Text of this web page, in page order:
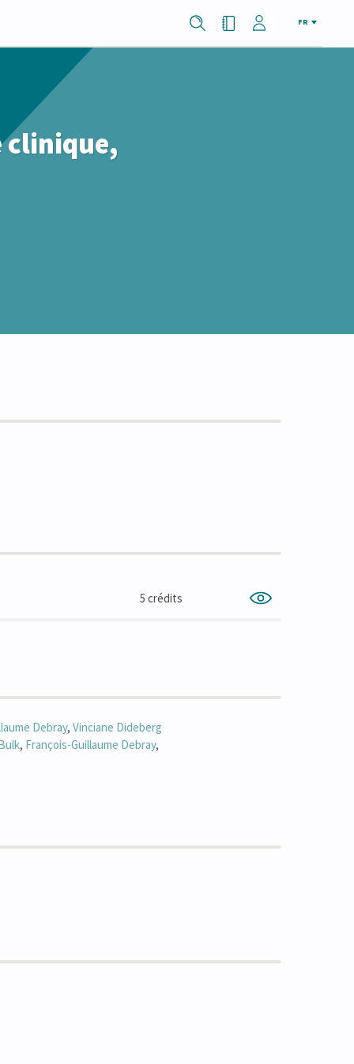
FR
clinique,
5 crédits
Debray, Vinciane Dideberg
, François-Guillaume Debray,